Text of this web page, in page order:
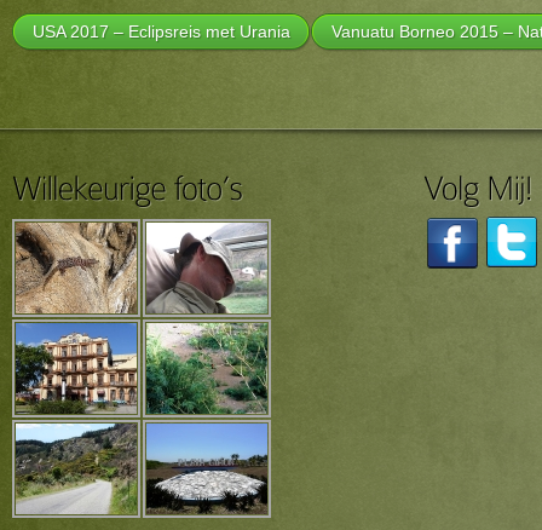
USA 2017 – Eclipsreis met Urania Vanuatu Borneo 2015 –